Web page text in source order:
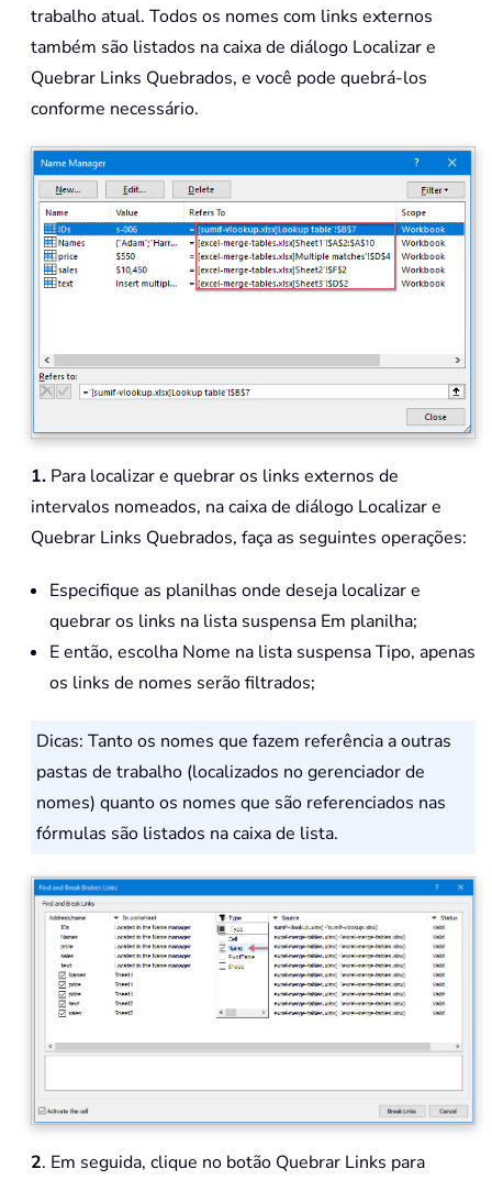
trabalho atual. Todos os nomes com links externos
também são listados na caixa de diálogo Localizar e
Quebrar Links Quebrados, e você pode quebrá-los
conforme necessário.
1. Para localizar e quebrar os links externos de
intervalos nomeados, na caixa de diálogo Localizar e
Quebrar Links Quebrados, faça as seguintes operações:
Especifique as planilhas onde deseja localizar e
quebrar os links na lista suspensa Em planilha;
E então, escolha Nome na lista suspensa Tipo, apenas
os links de nomes serão filtrados;
Dicas: Tanto os nomes que fazem referência a outras
pastas de trabalho (localizados no gerenciador de
nomes) quanto os nomes que são referenciados nas
fórmulas são listados na caixa de lista.
2. Em seguida, clique no botão Quebrar Links para